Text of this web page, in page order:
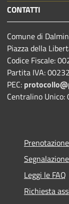
CONTATTI
Comune di
Piazza della
Codice Fiscale:
Partita IVA:
PEC:
Centralino
Leggi le FAQ
Richiesta